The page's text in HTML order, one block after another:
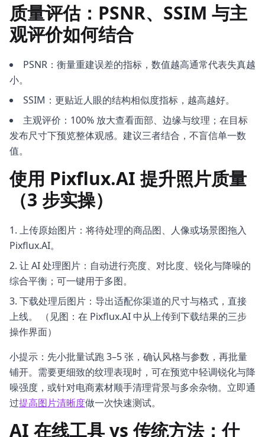
质量评估：PSNR、SSIM 与主
观评价如何结合
PSNR：衡量重建误差的指标，数值越高通常代表失真越
小。
SSIM：更贴近人眼的结构相似度指标，越高越好。
主观评价：100% 放大查看面部、边缘与纹理；在目标
发布尺寸下预览整体观感。建议三者结合，不盲信单一数
值。
使用 Pixflux.AI 提升照片质量
（3 步实操）
上传原始图片：将待处理的商品图、人像或场景图拖入
Pixflux.AI。
让 AI 处理图片：自动进行亮度、对比度、锐化与降噪的
综合平衡；可一键用于多图。
下载处理后图片：导出适配你渠道的尺寸与格式，直接
上线。 （见图：在 Pixflux.AI 中从上传到下载结果的三步
操作界面）
小提示：先小批量试跑 3–5 张，确认风格与参数，再批量
铺开。需要更细致的纹理表现时，可在预览中轻调锐化与降
噪强度，或针对电商素材顺手清理背景与多余杂物。立即通
过提高图片清晰度做一次快速测试。
AI 在线工具 vs 传统方法：什